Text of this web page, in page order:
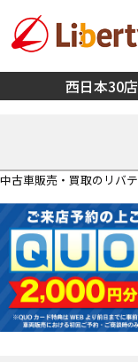
西日本30
中古車販売・買取のリバテ